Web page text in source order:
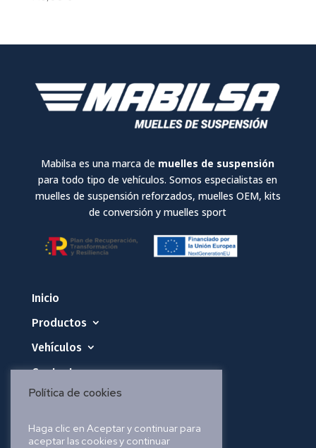
Mabilsa es una marca de muelles de suspensión
para todo tipo de vehículos. Somos especialistas en
muelles de suspensión reforzados, muelles OEM, kits
de conversión y muelles sport
Inicio
Productos
Vehículos
Contacto
Política de cookies
Política de cookies
Haga clic en Aceptar y continuar para
aceptar las cookies y continuar